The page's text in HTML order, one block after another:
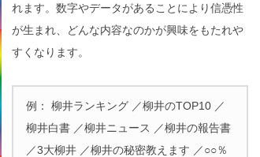
れます。数字やデータがあることにより信憑性
が生まれ、どんな内容なのかが興味をもたれや
すくなります。
例： 柳井ランキング ／柳井のTOP10 ／
柳井白書 ／柳井ニュース ／柳井の報告書
／3大柳井 ／柳井の秘密教えます ／○○％